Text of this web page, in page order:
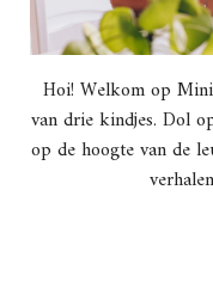
Hoi! Welkom op
van drie kindjes. Dol
op de hoogte van de